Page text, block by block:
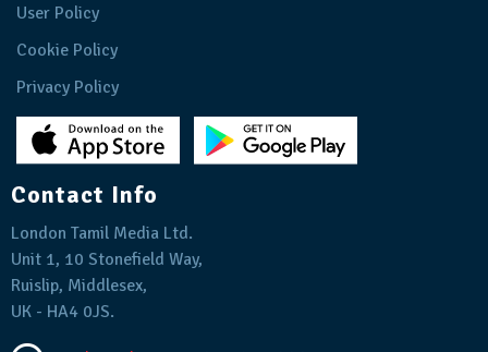
User Policy
Cookie Policy
Privacy Policy
Contact Info
London Tamil Media Ltd.
Unit 1, 10 Stonefield Way,
Ruislip, Middlesex,
UK - HA4 0JS.